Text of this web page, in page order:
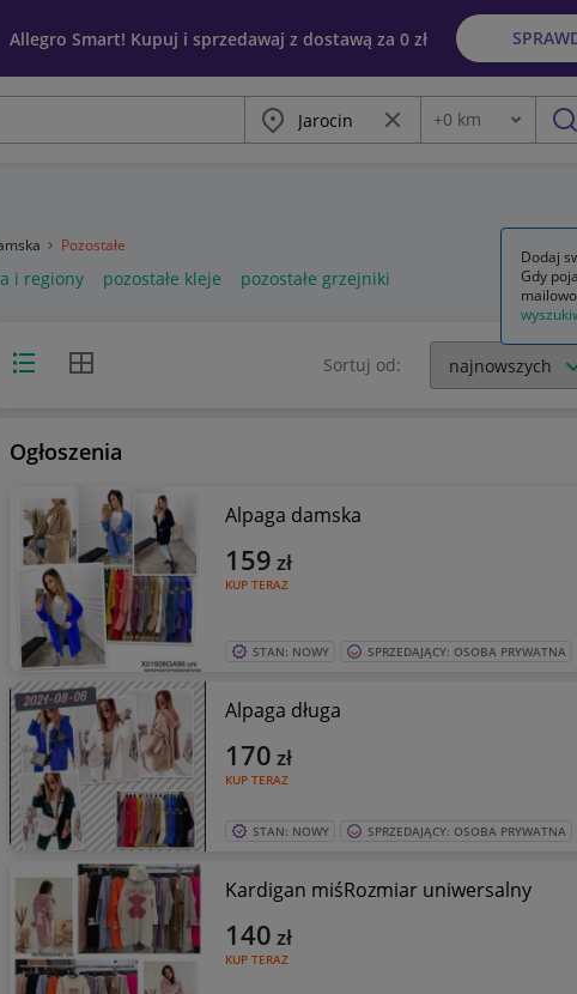
Allegro Smart! Kupuj i sprzedawaj z dostawą za 0 zł
Miasto Wyczyść frazę
Odległość
+0 km
Pozostałe
i regiony pozostałe kleje pozostałe grzejniki
Widok listyWidok siatki Sortuj od:
Ogłoszenia
Alpaga damska
KUP TERAZ
159 zł
STAN: NOWY SPRZEDAJĄCY: OSOBA PRYWATNA
Alpaga długa
KUP TERAZ
170 zł
STAN: NOWY SPRZEDAJĄCY: OSOBA PRYWATNA
Kardigan miśRozmiar uniwersalny
KUP TERAZ
140 zł
Dodaj
Gdy